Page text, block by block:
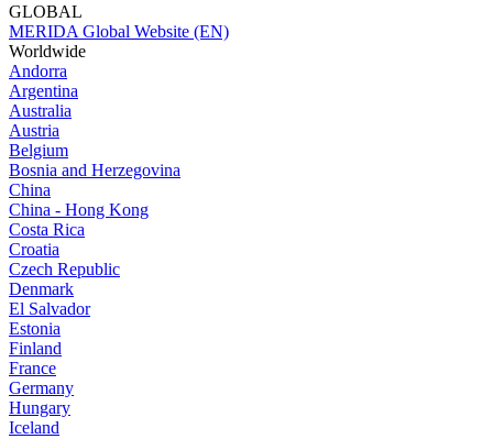
GLOBAL
MERIDA Global Website (EN)
Worldwide
Andorra
Argentina
Australia
Austria
Belgium
Bosnia and Herzegovina
China
China - Hong Kong
Costa Rica
Croatia
Czech Republic
Denmark
El Salvador
Estonia
Finland
France
Germany
Hungary
Iceland